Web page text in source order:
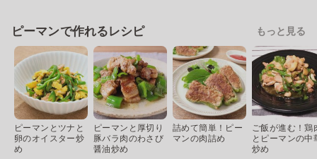
ピーマンで作れるレシピ もっと見る
ピーマンとツナと
卵のオイスター炒
め
ピーマンと厚切り
豚バラ肉のわさび
醤油炒め
詰めて簡単！ピー
マンの肉詰め
ご飯が進む！鶏
とピーマンの中
炒め